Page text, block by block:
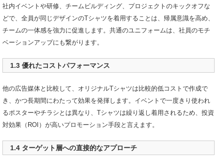
社内イベントや研修、チームビルディング、プロジェクトのキックオフな
どで、全員が同じデザインのTシャツを着用することは、帰属意識を高め、
チームの一体感を強力に促進します。共通のユニフォームは、社員のモチ
ベーションアップにも繋がります。
1.3 優れたコストパフォーマンス
他の広告媒体と比較して、オリジナルTシャツは比較的低コストで作成で
き、かつ長期間にわたって効果を発揮します。イベントで一度きり使われ
るポスターやチラシとは異なり、Tシャツは繰り返し着用されるため、投資
対効果（ROI）が高いプロモーション手段と言えます。
1.4 ターゲット層への直接的なアプローチ